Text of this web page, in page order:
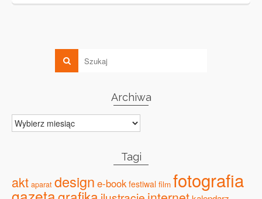
Archiwa
Archiwa
Tagi
akt aparat design e-book festiwal film fotografia